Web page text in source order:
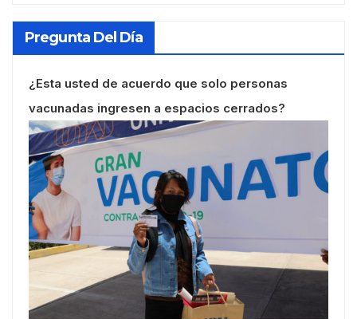
Pregunta Del Día
¿Esta usted de acuerdo que solo personas
vacunadas ingresen a espacios cerrados?